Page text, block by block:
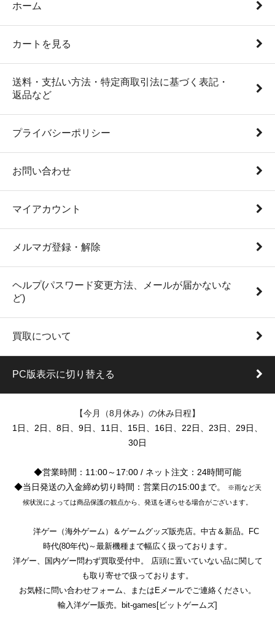
ホーム
カートを見る
送料・支払い方法・特定商取引法に基づく表記・
返品など
プライバシーポリシー
お問い合わせ
マイアカウント
メルマガ登録・解除
ヘルプ(パスワード変更方法、メールが届かないな
ど)
買取について
PC版表示に切り替える
【今月（8月休み）の休み日程】
1日、2日、8日、9日、11日、15日、16日、22日、23日、29日、
30日
◆営業時間：11:00～17:00 / ネット注文：24時間可能
◆当日発送の入金締め切り時間：営業日の15:00まで。
※雨など天
候状況によっては商品保護の観点から、発送を遅らせる場合がございます。
洋ゲー（海外ゲーム）＆ゲームグッズ販売店。中古＆新品。FC
時代(80年代)～最新機種まで幅広く扱っております。
洋ゲー、国内ゲー問わず買取受付中。 店頭に置いていない品に関して
も取り寄せで扱っております。
お気軽に問い合わせフォーム、またはEメールでご連絡ください。
輸入洋ゲー販売。bit-games[ビットゲームズ]